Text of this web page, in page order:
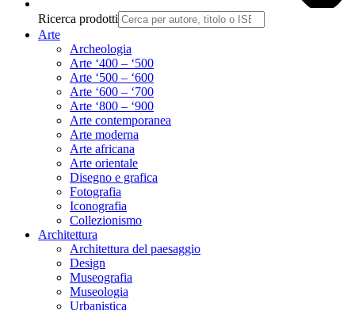
Ricerca prodotti
Arte
Archeologia
Arte ‘400 – ‘500
Arte ‘500 – ‘600
Arte ‘600 – ‘700
Arte ‘800 – ‘900
Arte contemporanea
Arte moderna
Arte africana
Arte orientale
Disegno e grafica
Fotografia
Iconografia
Collezionismo
Architettura
Architettura del paesaggio
Design
Museografia
Museologia
Urbanistica